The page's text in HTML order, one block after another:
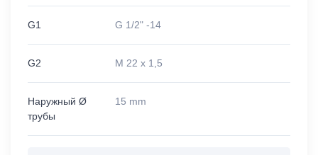
G1 G 1/2" -14
G2 M 22 x 1,5
Наружный Ø
трубы
15 mm